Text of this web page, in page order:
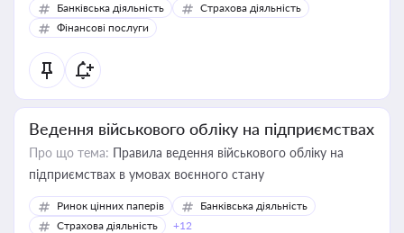
Банківська діяльність
Страхова діяльність
Фінансові послуги
Ведення військового обліку на підприємствах
Про що тема: Правила ведення військового обліку на
підприємствах в умовах воєнного стану
Ринок цінних паперів
Банківська діяльність
Страхова діяльність
+12